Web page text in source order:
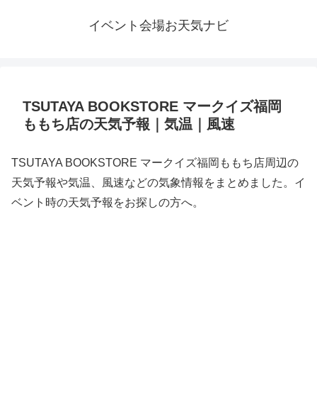
イベント会場お天気ナビ
TSUTAYA BOOKSTORE マークイズ福岡
ももち店の天気予報｜気温｜風速
TSUTAYA BOOKSTORE マークイズ福岡ももち店周辺の
天気予報や気温、風速などの気象情報をまとめました。イ
ベント時の天気予報をお探しの方へ。